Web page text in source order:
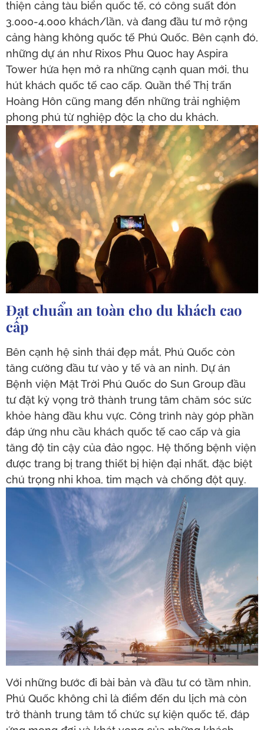
thiện cảng tàu biển quốc tế, có công suất đón
3.000-4.000 khách/lần, và đang đầu tư mở rộng
cảng hàng không quốc tế Phú Quốc. Bên cạnh đó,
những dự án như Rixos Phu Quoc hay Aspira
Tower hứa hẹn mở ra những cạnh quan mới, thu
hút khách quốc tế cao cấp. Quần thể Thị trấn
Hoàng Hôn cũng mang đến những trải nghiệm
phong phú từ nghiệp độc lạ cho du khách.
Đạt chuẩn an toàn cho du khách cao
cấp
Bên cạnh hệ sinh thái đẹp mắt, Phú Quốc còn
tăng cường đầu tư vào y tế và an ninh. Dự án
Bệnh viện Mặt Trời Phú Quốc do Sun Group đầu
tư đặt kỳ vọng trở thành trung tâm chăm sóc sức
khỏe hàng đầu khu vực. Công trình này góp phần
đáp ứng nhu cầu khách quốc tế cao cấp và gia
tăng độ tin cậy của đảo ngọc. Hệ thống bệnh viện
được trang bị trang thiết bị hiện đại nhất, đặc biệt
chú trọng nhi khoa, tim mạch và chống đột quỵ.
Với những bước đi bài bản và đầu tư có tầm nhìn,
Phú Quốc không chỉ là điểm đến du lịch mà còn
trở thành trung tâm tổ chức sự kiện quốc tế, đáp